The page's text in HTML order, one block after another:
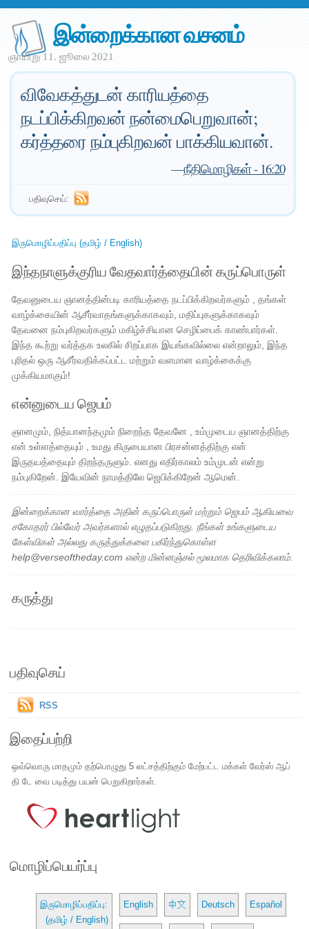
இன்றைக்கான வசனம்
ஞாயிறு 11. ஜூலை 2021
விவேகத்துடன் காரியத்தை
நடப்பிக்கிறவன் நன்மைபெறுவான்;
கர்த்தரை நம்புகிறவன் பாக்கியவான்.
—நீதிமொழிகள் - 16:20
பதிவுசெய்:
இருமொழிப்பதிப்பு (தமிழ் / English)
இந்தநாளுக்குரிய வேதவார்த்தையின் கருப்பொருள்
தேவனுடைய ஞானத்தின்படி காரியத்தை நடப்பிக்கிறவர்களும் , தங்கள்
வாழ்க்கையின் ஆசீர்வாதங்களுக்காகவும், மதிப்புகளுக்காகவும்
தேவனை நம்புகிறவர்களும் மகிழ்ச்சியான செழிப்பைக் காண்பார்கள்.
இந்த கூற்று வர்த்தக உலகில் சிறப்பாக இயங்கவில்லை என்றாலும், இந்த
புரிதல் ஒரு ஆசீர்வதிக்கப்பட்ட மற்றும் வளமான வாழ்க்கைக்கு
முக்கியமாகும்!
என்னுடைய ஜெபம்
ஞானமும், நித்யானந்தமும் நிறைந்த தேவனே , உம்முடைய ஞானத்திற்கு
என் உள்ளத்தையும் , உமது கிருபையான பிரசன்னத்திற்கு என்
இருதயத்தையும் திறந்தருளும். எனது எதிர்காலம் உம்முடன் என்று
நம்புகிறேன். இயேவின் நாமத்திலே ஜெபிக்கிறேன் ஆமென்.
இன்றைக்கான வார்த்தை அதின் கருப்பொருள் மற்றும் ஜெபம் ஆகியவை
சகோதரர் பில்வேர் அவர்களால் எழுதப்படுகிறது. நீங்கள் உங்களுடைய
கேள்விகள் அல்லது கருத்துக்களை பகிர்ந்துகொள்ள
help@verseoftheday.com என்ற மின்னஞ்சல் மூலமாக தெரிவிக்கலாம்.
கருத்து
பதிவுசெய்
RSS
இதைப்பற்றி
ஒவ்வொரு மாதமும் தற்பொழுது 5 லட்சத்திற்கும் மேற்பட்ட மக்கள் வேர்ஸ் ஆப்
தி டே வை படித்து பயன் பெறுகிறார்கள்.
மொழிப்பெயர்ப்பு
இருமொழிப்பதிப்பு:
(தமிழ் / English)
English 中文 Deutsch Español